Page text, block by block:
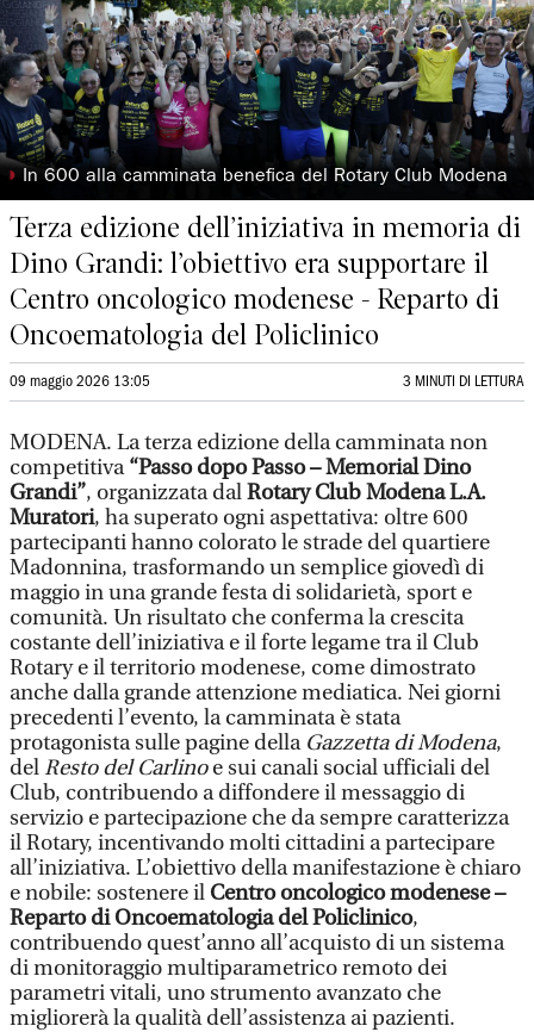
◗ In 600 alla camminata benefica del Rotary Club Modena
Terza edizione dell’iniziativa in memoria di
Dino Grandi: l’obiettivo era supportare il
Centro oncologico modenese - Reparto di
Oncoematologia del Policlinico
09 maggio 2026 13:05 3 MINUTI DI LETTURA
MODENA. La terza edizione della camminata non
competitiva“Passo dopo Passo – Memorial Dino
Grandi”, organizzata dalRotary Club Modena L.A.
Muratori, ha superato ogni aspettativa: oltre 600
partecipanti hanno colorato le strade del quartiere
Madonnina, trasformando un semplice giovedì di
maggio in una grande festa di solidarietà, sport e
comunità. Un risultato che conferma la crescita
costante dell’iniziativa e il forte legame tra il Club
Rotary e il territorio modenese, come dimostrato
anche dalla grande attenzione mediatica. Nei giorni
precedenti l’evento, la camminata è stata
protagonista sulle pagine dellaGazzetta di Modena,
delResto del Carlinoe sui canali social ufficiali del
Club, contribuendo a diffondere il messaggio di
servizio e partecipazione che da sempre caratterizza
il Rotary, incentivando molti cittadini a partecipare
all’iniziativa. L’obiettivo della manifestazione è chiaro
e nobile: sostenere il Centro oncologico modenese –
Reparto di Oncoematologia del Policlinico,
contribuendo quest’anno all’acquisto di un sistema
di monitoraggio multiparametrico remoto dei
parametri vitali, uno strumento avanzato che
migliorerà la qualità dell’assistenza ai pazienti.